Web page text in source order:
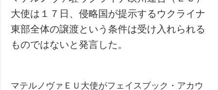
大使は１７日、侵略国が提示するウクライナ
東部全体の譲渡という条件は受け入れられる
ものではないと発言した。
マテルノヴァＥＵ大使がフェイスブック・アカウ